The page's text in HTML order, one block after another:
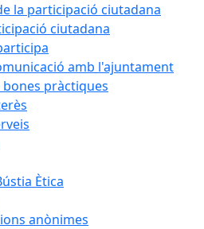
la participació ciutadana
ciutadana
amb l'ajuntament
bones pràctiques
Ètica
anònimes